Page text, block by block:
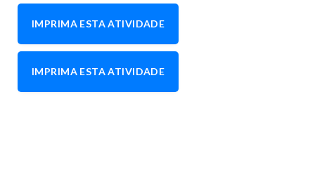
IMPRIMA ESTA ATIVIDADE
IMPRIMA ESTA ATIVIDADE